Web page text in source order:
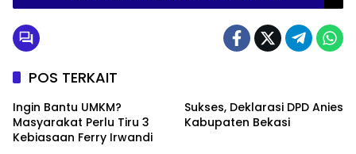
POS TERKAIT
Ingin Bantu UMKM?
Masyarakat Perlu Tiru 3
Kebiasaan Ferry Irwandi
Sukses, Deklarasi DPD Anies
Kabupaten Bekasi